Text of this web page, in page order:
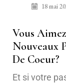
18 mai
Vous
Nouveaux
De Coeur?
Et si votre